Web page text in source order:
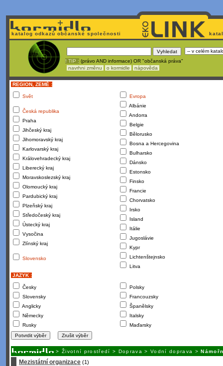
katalog odkazů občanské společnosti
! TIP : (právo AND informace) OR "občanská práva"
navrhni změnu
o kormidle nápověda
REGION, ZEMĚ :
Svět
Česká republika
Praha
Jihčeský kraj
Jihomoravský kraj
Karlovarský kraj
Královehradecký kraj
Liberecký kraj
Moravskoslezský kraj
Olomoucký kraj
Pardubický kraj
Plzeňský kraj
Středočeský kraj
Ústecký kraj
Vysočina
Zlínský kraj
Slovensko
Evropa
Albánie
Andorra
Belgie
Bělorusko
Bosna a Hercegovina
Bulharsko
Dánsko
Estonsko
Finsko
Francie
Chorvatsko
Irsko
Island
Itálie
Jugoslávie
Kypr
Lichtenštejnsko
Litva
JAZYK :
Česky
Slovensky
Anglicky
Německy
Rusky
Polsky
Francouzsky
Španělsky
Italsky
Maďarsky
> Životní prostředí > Doprava >Vodní doprava >
Mezistátní organizace (1)